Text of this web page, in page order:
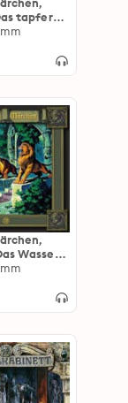
tapfere
/ Der
/ Die
Wasser
/ Katze
/ Der